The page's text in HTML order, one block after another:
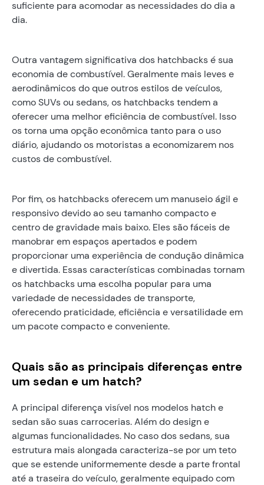
suficiente para acomodar as necessidades do dia a
dia.
Outra vantagem significativa dos hatchbacks é sua
economia de combustível. Geralmente mais leves e
aerodinâmicos do que outros estilos de veículos,
como SUVs ou sedans, os hatchbacks tendem a
oferecer uma melhor eficiência de combustível. Isso
os torna uma opção econômica tanto para o uso
diário, ajudando os motoristas a economizarem nos
custos de combustível.
Por fim, os hatchbacks oferecem um manuseio ágil e
responsivo devido ao seu tamanho compacto e
centro de gravidade mais baixo. Eles são fáceis de
manobrar em espaços apertados e podem
proporcionar uma experiência de condução dinâmica
e divertida. Essas características combinadas tornam
os hatchbacks uma escolha popular para uma
variedade de necessidades de transporte,
oferecendo praticidade, eficiência e versatilidade em
um pacote compacto e conveniente.
Quais são as principais diferenças entre
um sedan e um hatch?
A principal diferença visível nos modelos hatch e
sedan são suas carrocerias. Além do design e
algumas funcionalidades. No caso dos sedans, sua
estrutura mais alongada caracteriza-se por um teto
que se estende uniformemente desde a parte frontal
até a traseira do veículo, geralmente equipado com